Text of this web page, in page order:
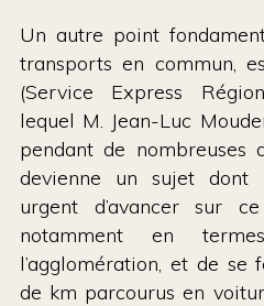
Un autre point
transports en commun,
(Service Express
lequel M. Jean-Luc
pendant de nombreuses
devienne un sujet dont
urgent d’avancer sur
notamment en
l’agglomération, et de
de km parcourus en